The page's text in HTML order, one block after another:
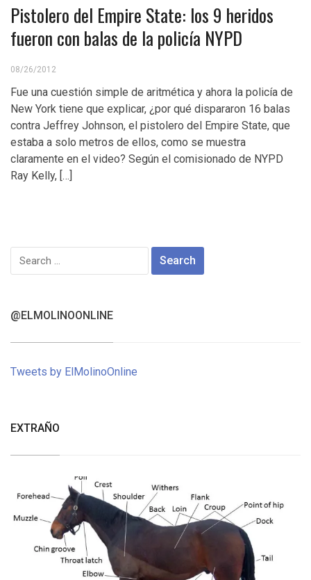
Pistolero del Empire State: los 9 heridos
fueron con balas de la policía NYPD
08/26/2012
Fue una cuestión simple de aritmética y ahora la policía de
New York tiene que explicar, ¿por qué dispararon 16 balas
contra Jeffrey Johnson, el pistolero del Empire State, que
estaba a solo metros de ellos, como se muestra
claramente en el video? Según el comisionado de NYPD
Ray Kelly, […]
Search
for:
@ELMOLINOONLINE
Tweets by ElMolinoOnline
EXTRAÑO